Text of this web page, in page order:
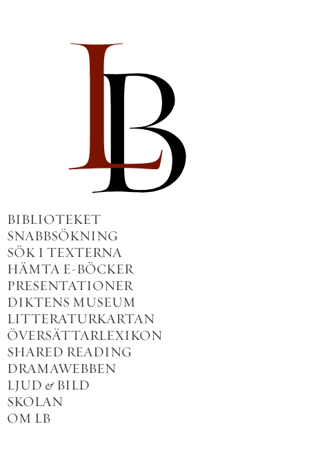
BIBLIOTEKET
SNABBSÖKNING
SÖK I TEXTERNA
HÄMTA E-BÖCKER
PRESENTATIONER
DIKTENS MUSEUM
LITTERATURKARTAN
ÖVERSÄTTARLEXIKON
SHARED READING
DRAMAWEBBEN
LJUD & BILD
SKOLAN
OM LB